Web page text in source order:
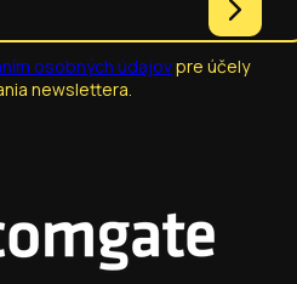
osobných údajovpre účely
newslettera.